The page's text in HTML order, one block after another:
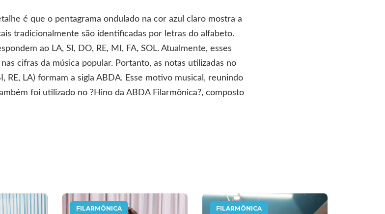
é que o pentagrama ondulado na cor azul claro mostra a
tradicionalmente são identificadas por letras do alfabeto.
ao LA, SI, DO, RE, MI, FA, SOL. Atualmente, esses
cifras da música popular. Portanto, as notas utilizadas no
RE, LA) formam a sigla ABDA. Esse motivo musical, reunindo
foi utilizado no ?Hino da ABDA Filarmônica?, composto
FILARMÔNICA FILARMÔNICA